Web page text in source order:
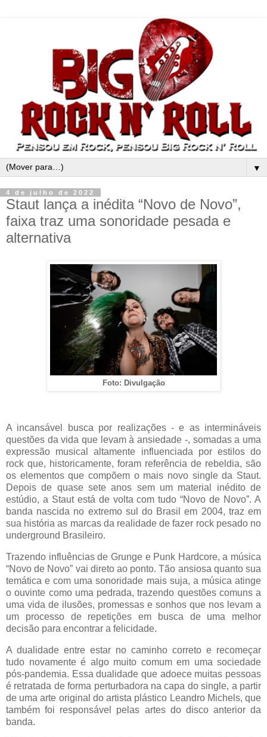
▼
4 de julho de 2022
Staut lança a inédita “Novo de Novo”,
faixa traz uma sonoridade pesada e
alternativa
Foto: Divulgação
A incansável busca por realizações - e as intermináveis
questões da vida que levam à ansiedade -, somadas a uma
expressão musical altamente influenciada por estilos do
rock que, historicamente, foram referência de rebeldia, são
os elementos que compõem o mais novo single da Staut.
Depois de quase sete anos sem um material inédito de
estúdio, a Staut está de volta com tudo “Novo de Novo”. A
banda nascida no extremo sul do Brasil em 2004, traz em
sua história as marcas da realidade de fazer rock pesado no
underground Brasileiro.
Trazendo influências de Grunge e Punk Hardcore, a música
“Novo de Novo” vai direto ao ponto. Tão ansiosa quanto sua
temática e com uma sonoridade mais suja, a música atinge
o ouvinte como uma pedrada, trazendo questões comuns a
uma vida de ilusões, promessas e sonhos que nos levam a
um processo de repetições em busca de uma melhor
decisão para encontrar a felicidade.
A dualidade entre estar no caminho correto e recomeçar
tudo novamente é algo muito comum em uma sociedade
pós-pandemia. Essa dualidade que adoece muitas pessoas
é retratada de forma perturbadora na capa do single, a partir
de uma arte original do artista plástico Leandro Michels, que
também foi responsável pelas artes do disco anterior da
banda.